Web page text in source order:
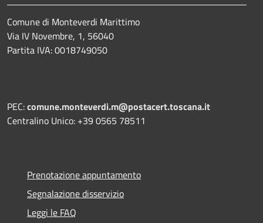
Comune di Monteverdi Marittimo
Via IV Novembre, 1, 56040
Partita IVA: 0018749050
PEC:comune.monteverdi.m@postacert.toscana.it
Centralino Unico: +39 0565 78511
Prenotazione appuntamento
Segnalazione disservizio
Leggi le FAQ